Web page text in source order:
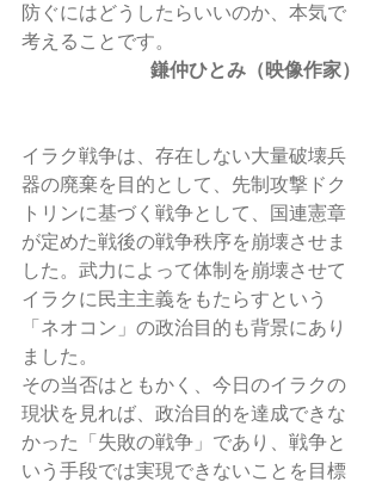
防ぐにはどうしたらいいのか、本気で
考えることです。
鎌仲ひとみ（映像作家）
イラク戦争は、存在しない大量破壊兵
器の廃棄を目的として、先制攻撃ドク
トリンに基づく戦争として、国連憲章
が定めた戦後の戦争秩序を崩壊させま
した。武力によって体制を崩壊させて
イラクに民主主義をもたらすという
「ネオコン」の政治目的も背景にあり
ました。
その当否はともかく、今日のイラクの
現状を見れば、政治目的を達成できな
かった「失敗の戦争」であり、戦争と
いう手段では実現できないことを目標